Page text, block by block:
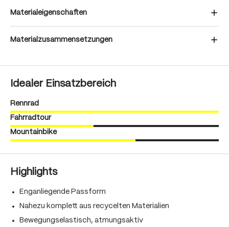
Materialeigenschaften
Materialzusammensetzungen
Idealer Einsatzbereich
Rennrad
Fahrradtour
Mountainbike
Highlights
Enganliegende Passform
Nahezu komplett aus recycelten Materialien
Bewegungselastisch, atmungsaktiv